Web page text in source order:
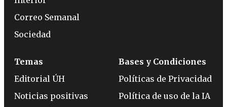
Correo Semanal
Sociedad
Temas
Editorial ÚH
Noticias positivas
Bases y Condiciones
Políticas de Privacidad
Política de uso de la IA